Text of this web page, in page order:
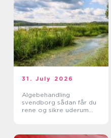
31. July 2026
Algebehandling
svendborg sådan får du
rene og sikre uderum